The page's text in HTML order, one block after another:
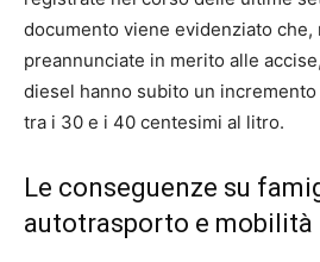
documento viene evidenziato
preannunciate in merito alle
diesel hanno subito un
tra i 30 e i 40 centesimi al litro.
Le conseguenze su
autotrasporto e mobilità